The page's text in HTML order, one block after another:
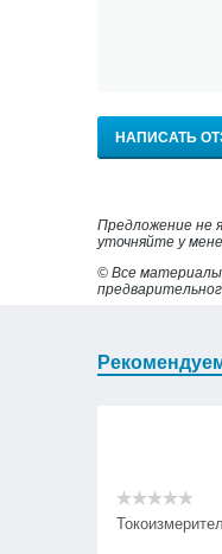
НАПИСАТЬ
Предложение не
уточняйте у
© Все материалы